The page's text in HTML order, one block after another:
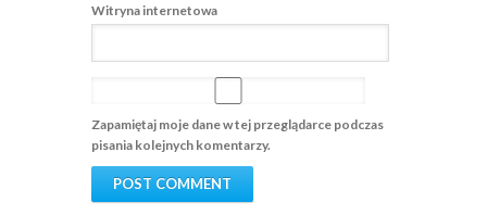
Witryna internetowa
Zapamiętaj moje dane w tej przeglądarce podczas
pisania kolejnych komentarzy.